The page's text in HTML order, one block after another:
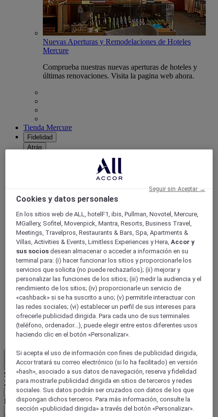
Nuevas Aperturas y Remodelaciones de Hoteles
Mercure
Comprueba nuestras nuevas aperturas de hoteles y
últimas renovaciones. Visita la pagina web ahora.
Tienda Mercure
Fidelidad
Atrás
Descubra el programa
Suscripciones ALL Accor+
ALL Accor+ Voyager
15% de descuent todo el añoen sus estancias en +30
marcas
ÚNETE YA
Más
Atrás
Seleccione su país e idioma a continuación
Zona geográfica
País / Región - Idioma
Cookies y datos personales
En los sitios web de ALL, hotelF1, ibis, Pullman, Novotel, Mercure,
MGallery, Sofitel, Movenpick, Mantra, Resorts, Business Travel,
Meetings, Travelpros, Restaurants & Bars, Spa, Apartments &
Villas, Activities & Events, Limitless Experiences y Hera,Accor y
sus socios desean almacenar o acceder a información en su
terminal para: (i) hacer funcionar los sitios y proporcionarle los
servicios que solicita (no puede rechazarlos); (ii) mejorar y
personalizar las funciones de los sitios; (iii) medir la audiencia y el
rendimiento de los sitios; (iv) proporcionarle un servicio de
«cashback» si se ha suscrito a uno; (v) permitirle interactuar con
las redes sociales; (vi) establecer un perfil de sus intereses para
ofrecerle publicidad dirigida. Para cada uno de sus terminales
(teléfono, ordenador...), puede elegir entre estos diferentes usos
haciendo clic en el botón «Personalizar».
Si acepta el uso de información con fines de publicidad dirigida,
Accor tratará su correo electrónico (si lo ha facilitado) en versión
«hash», asociado a sus datos de navegación, reserva y fidelidad
para mostrarle publicidad dirigida en sitios de terceros y redes
sociales. Sus datos podrán ser cruzados con datos de los que
dispongan dichos terceros. Para más información, consulte la
sección «publicidad dirigida» a través del botón «Personalizar».
Seguir sin Aceptar →